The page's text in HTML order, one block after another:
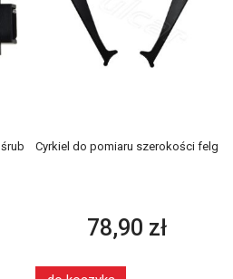
Cyrkiel do pomiaru szerokości felg
78,90 zł